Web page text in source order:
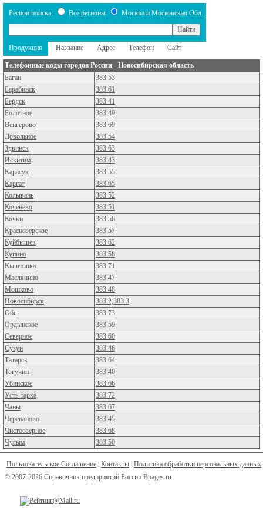
Регион поиска: Все регионы Москва и Московская Обл.
Продукция Название Адрес Телефон Сайт
Телефонные коды городов России - Новосибирская область
Баган
383 53
Барабинск
383 61
Бердск
383 41
Болотное
383 49
Венгерово
383 69
Довольное
383 54
Здвинск
383 63
Искитим
383 43
Карасук
383 55
Каргат
383 65
Колывань
383 52
Коченево
383 51
Кочки
383 56
Краснозерское
383 57
Куйбышев
383 62
Купино
383 58
Кыштовка
383 71
Маслянино
383 47
Мошково
383 48
Новосибирск
383 2,383 3
Обь
383 73
Ордынское
383 59
Северное
383 60
Сузун
383 46
Татарск
383 64
Тогучин
383 40
Убинское
383 66
Усть-тарка
383 72
Чаны
383 67
Черепаново
383 45
Чистоозерное
383 68
Чулым
383 50
Пользовательское Соглашение Контакты Политика обработки персональных данных
© 2007-2026 Справочник предприятий России Bpages.ru